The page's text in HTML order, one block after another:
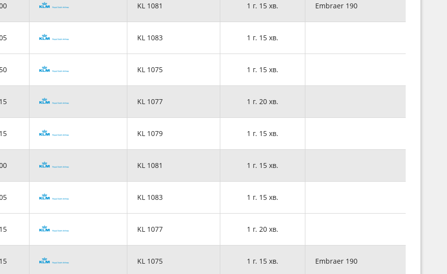
KL 1081 1 г. 15 хв. Embraer 190
KL 1083 1 г. 15 хв.
KL 1075 1 г. 15 хв.
KL 1077 1 г. 20 хв.
KL 1079 1 г. 15 хв.
KL 1081 1 г. 15 хв.
KL 1083 1 г. 15 хв.
KL 1077 1 г. 20 хв.
KL 1075 1 г. 15 хв. Embraer 190